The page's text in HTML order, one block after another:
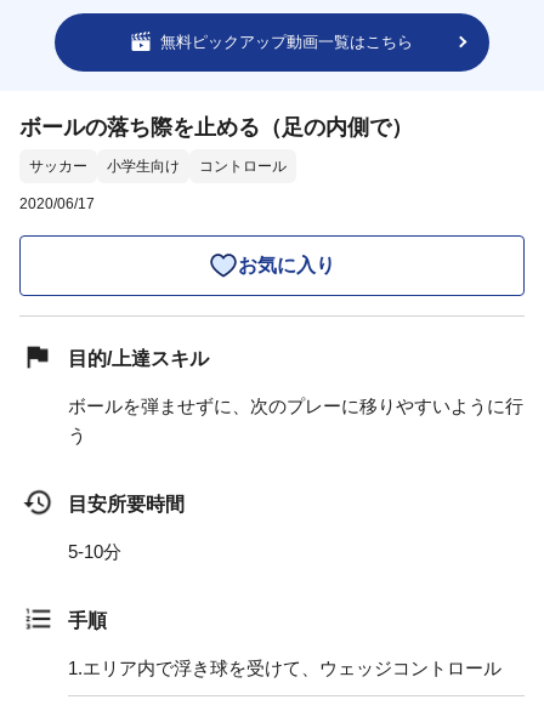
無料ピックアップ動画一覧はこちら
ボールの落ち際を止める（足の内側で）
サッカー 小学生向け コントロール
2020/06/17
お気に入り
目的/上達スキル
ボールを弾ませずに、次のプレーに移りやすいように行
う
目安所要時間
5-10分
手順
1.エリア内で浮き球を受けて、ウェッジコントロール